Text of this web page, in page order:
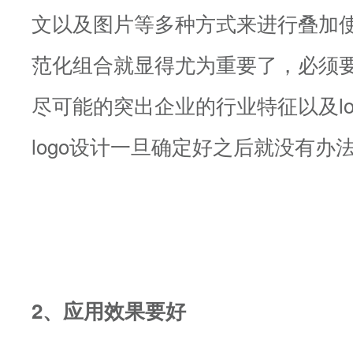
文以及图片等多种方式来进行叠加
范化组合就显得尤为重要了，必须
尽可能的突出企业的行业特征以及
logo设计一旦确定好之后就没有办
2、应用效果要好